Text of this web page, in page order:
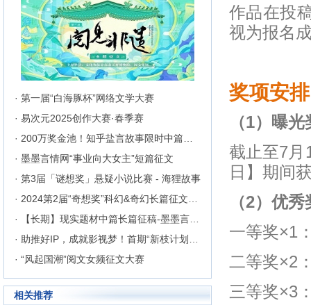
· 第一届“白海豚杯”网络文学大赛
· 易次元2025创作大赛·春季赛
· 墨墨言情网“事业向大女主”短篇征文
· 第3届「谜想奖」悬疑小说比赛 - 海狸故事
· “风起国潮”阅文女频征文大赛
相关推荐
作品在投
视为报名
奖项安排
（1）曝
截止至7
日】期间
（2）优秀
一等奖×1
二等奖×2
三等奖×3